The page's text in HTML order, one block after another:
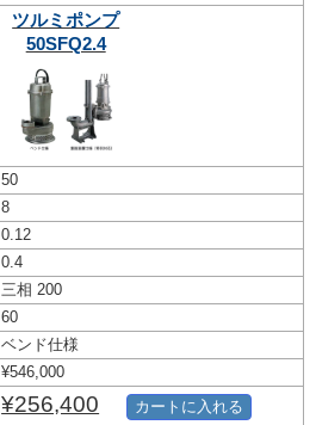
ツルミポンプ
50SFQ2.4
50
8
0.12
0.4
三相 200
60
ベンド仕様
¥546,000
¥256,400 カートに入れる